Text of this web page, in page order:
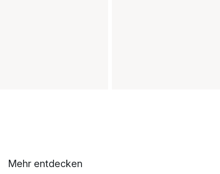
Mehr entdecken